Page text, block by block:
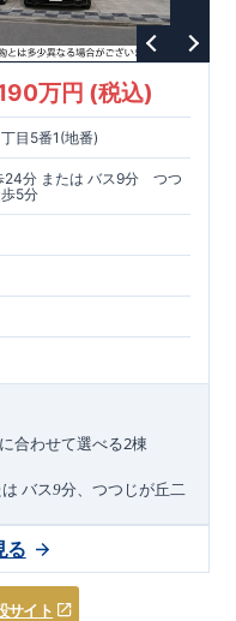
などの税制優遇を受けら
宅が有利に働きます。
■
クリック!) ・『設計』住
めた第三者機関が評価し
‥‥評価を受けた図面通り
場の施工状況」を検査し
■全棟自社一貫体制!
←詳
明確だからこそ、お客
、営業が協力しあい、ベ
す。 !現地案内予約受付
仕事終わりのご案内も
ください！
金計画のご相談、
い。
はこちら
83875024/
万円 (税込)
目5番1(地番)
24分 または バス9分 つつ
5分
合わせて選べる2棟
バス9分、つつじが丘二
気軽にお問い合わせ
サイト
る